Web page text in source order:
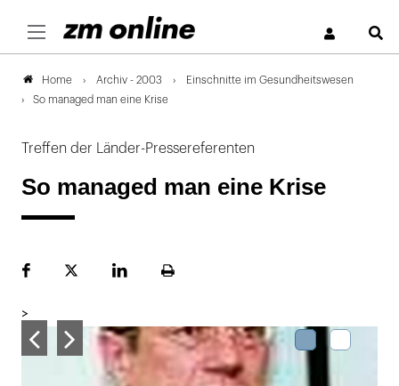
Home Archiv - 2003
Einschnitte im Gesundheitswesen
So managed man eine Krise
Treffen der Länder-Pressereferenten
So managed man eine Krise
FacebookPlattformLinekdInSeite
>